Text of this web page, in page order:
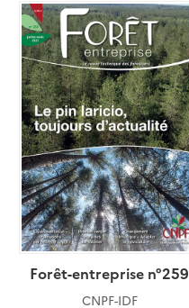
Forêt-entreprise n°259
CNPF-IDF